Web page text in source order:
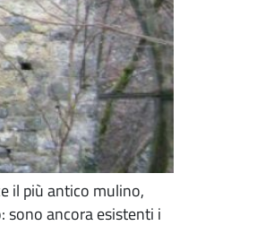
il più antico mulino,
sono ancora esistenti i